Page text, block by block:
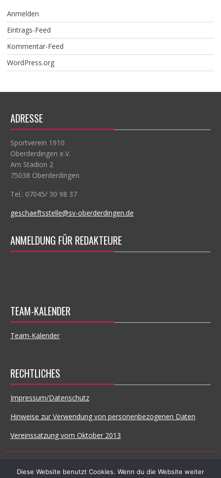
Anmelden
Eintrags-Feed
Kommentar-Feed
WordPress.org
ADRESSE
Sportverein 1910
Oberderdingen e.V.
Am Stadion 2
75038 Oberderdingen
Tel.: 07045/ 30 98 37
geschaeftsstelle@sv-oberderdingen.de
ANMELDUNG FÜR REDAKTEURE
TEAM-KALENDER
Team-Kalender
RECHTLICHES
Impressum/Datenschutz
Hinweise zur Verwendung von personenbezogenen Daten
Vereinssatzung vom Oktober 2013
© All Right Reserved
Diese Website benutzt Cookies. Wenn du die Website weiter